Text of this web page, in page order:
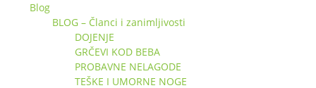
Blog
BLOG – Članci i zanimljivosti
DOJENJE
GRČEVI KOD BEBA
PROBAVNE NELAGODE
TEŠKE I UMORNE NOGE